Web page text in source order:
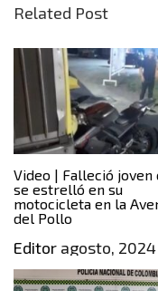
Related Post
Video | Falleció joven
se estrelló en su
motocicleta en la
del Pollo
Editor agosto, 2024